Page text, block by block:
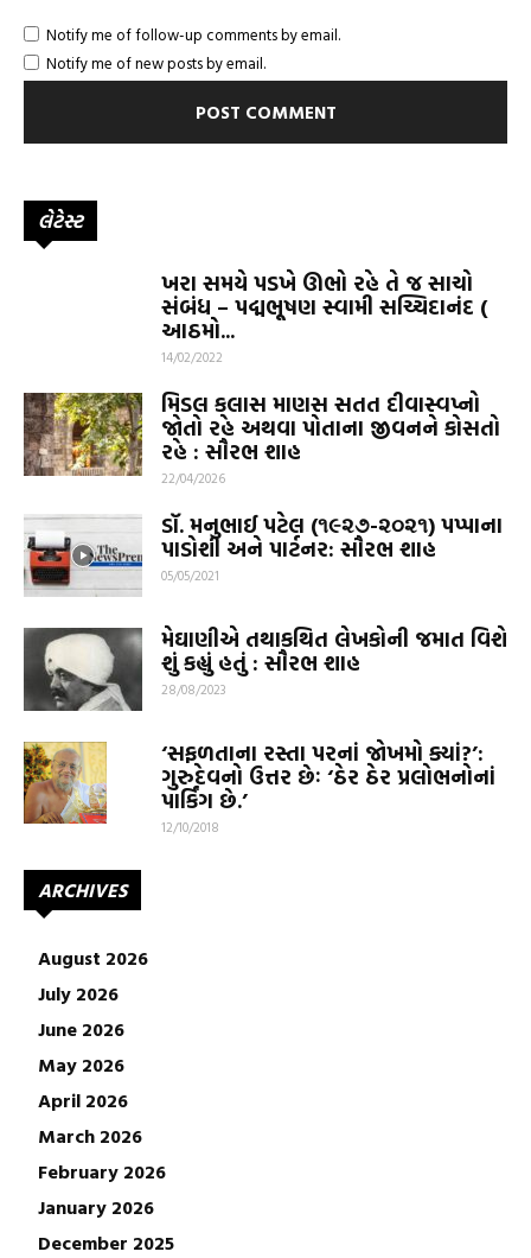
Notify me of follow-up comments by email.
Notify me of new posts by email.
લેટેસ્ટ
ખરા સમયે પડખે ઊભો રહે તે જ સાચો
સંબંધ – પદ્મભૂષણ સ્વામી સચ્ચિદાનંદ (
આઠમો...
14/02/2022
મિડલ કલાસ માણસ સતત દીવાસ્વપ્નો
જોતો રહે અથવા પોતાના જીવનને કોસતો
રહે : સૌરભ શાહ
22/04/2026
ડૉ. મનુભાઈ પટેલ (૧૯૨૭-૨૦૨૧) પપ્પાના
પાડોશી અને પાર્ટનર: સૌરભ શાહ
05/05/2021
મેઘાણીએ તથાકથિત લેખકોની જમાત વિશે
શું કહ્યું હતું : સૌરભ શાહ
28/08/2023
‘સફળતાના રસ્તા પરનાં જોખમો ક્યાં?’:
ગુરુદેવનો ઉત્તર છેઃ ‘ઠેર ઠેર પ્રલોભનોનાં
પાર્કિંગ છે.’
12/10/2018
ARCHIVES
August 2026
July 2026
June 2026
May 2026
April 2026
March 2026
February 2026
January 2026
December 2025